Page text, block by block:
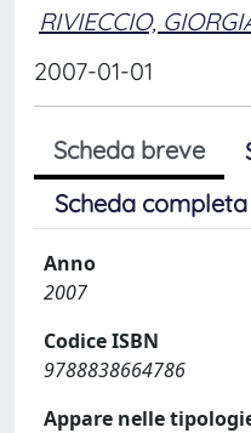
RIVIECCIO,
2007-01-01
Scheda breve
Scheda completa
Anno
2007
Codice ISBN
9788838664786
Appare nelle